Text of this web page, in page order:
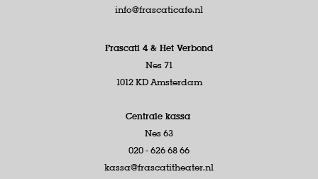
info@frascaticafe.nl
Frascati 4 & Het Verbond
Nes 71
1012 KD Amsterdam
Centrale kassa
Nes 63
020 - 626 68 66
kassa@frascatitheater.nl